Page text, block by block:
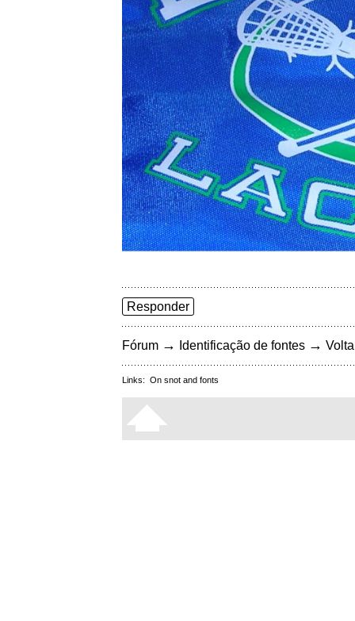
Responder
Fórum → Identificação de fontes →
Links: On snot and fonts